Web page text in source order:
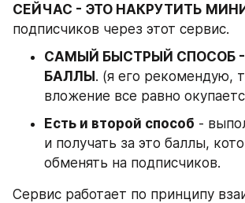
СЕЙЧАС - ЭТО НАКРУТИТЬ
подписчиков через этот сервис.
САМЫЙ БЫСТРЫЙ СПОСОБ -
БАЛЛЫ . (я его рекомендую,
вложение все равно
Есть и второй способ -
и получать за это баллы,
обменять на подписчиков.
Сервис работает по принципу